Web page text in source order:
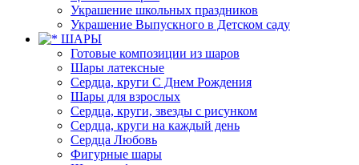
Украшение школьных праздников
Украшение Выпускного в Детском саду
ШАРЫ
Готовые композиции из шаров
Шары латексные
Сердца, круги С Днем Рождения
Шары для взрослых
Сердца, круги, звезды с рисунком
Сердца, круги на каждый день
Сердца Любовь
Фигурные шары